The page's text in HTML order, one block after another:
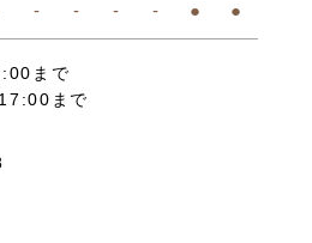
- - - - ● ●
まで
まで